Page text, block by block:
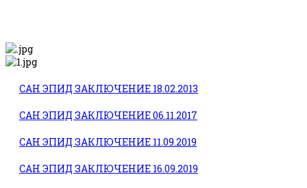
САН ЭПИД ЗАКЛЮЧЕНИЕ 18.02.2013
САН ЭПИД ЗАКЛЮЧЕНИЕ 06.11.2017
САН ЭПИД ЗАКЛЮЧЕНИЕ 11.09.2019
САН ЭПИД ЗАКЛЮЧЕНИЕ 16.09.2019